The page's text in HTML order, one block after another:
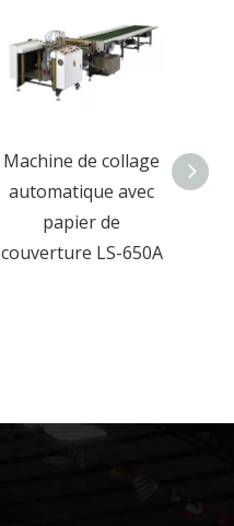
Machine de collage
automatique avec
papier de
couverture LS-650A